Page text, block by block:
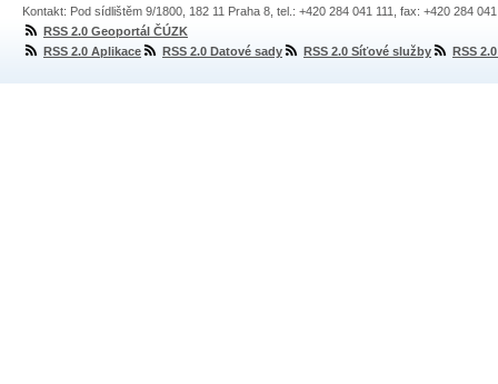
Kontakt: Pod sídlištěm 9/1800, 182 11 Praha 8, tel.: +420 284 041 111, fax: +420 284
RSS 2.0 Geoportál ČÚZK
RSS 2.0 Aplikace
RSS 2.0 Datové sady RSS 2.0 Síťové služby RSS